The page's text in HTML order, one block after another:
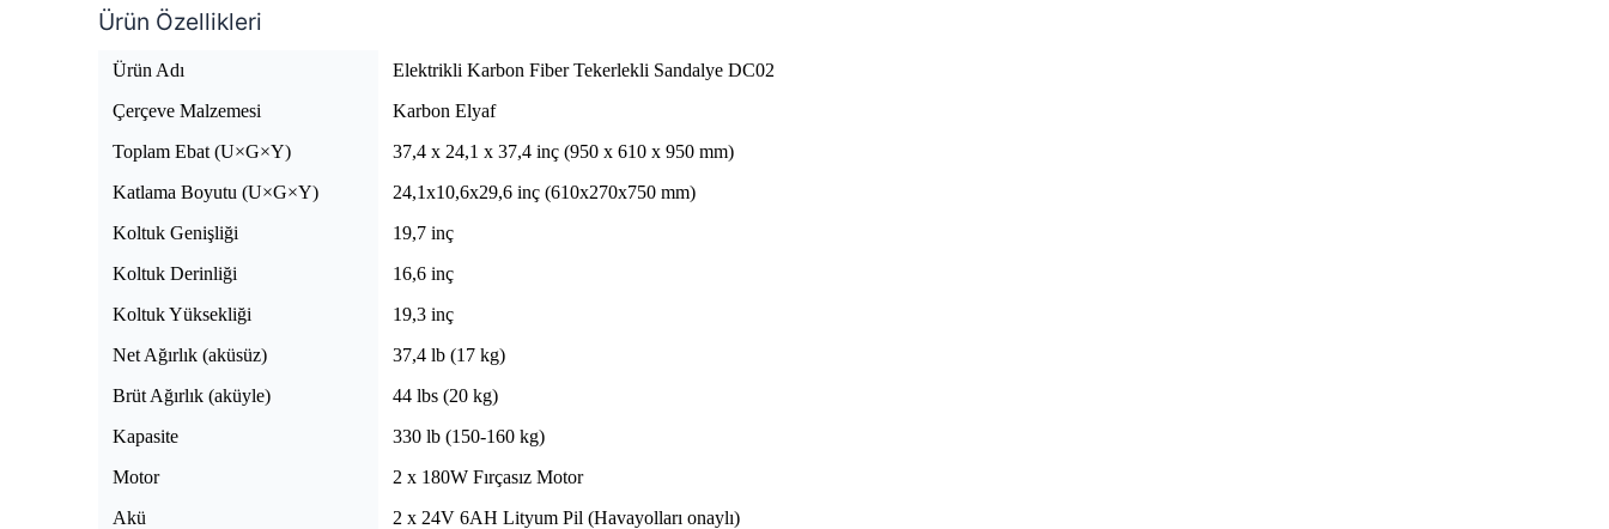
Ürün Özellikleri
Ürün Adı
Elektrikli Karbon Fiber Tekerlekli Sandalye DC02
Çerçeve Malzemesi
Karbon Elyaf
Toplam Ebat (U×G×Y)
37,4 x 24,1 x 37,4 inç (950 x 610 x 950 mm)
Katlama Boyutu (U×G×Y)
24,1x10,6x29,6 inç (610x270x750 mm)
Koltuk Genişliği
19,7 inç
Koltuk Derinliği
16,6 inç
Koltuk Yüksekliği
19,3 inç
Net Ağırlık (aküsüz)
37,4 lb (17 kg)
Brüt Ağırlık (aküyle)
44 lbs (20 kg)
Kapasite
330 lb (150-160 kg)
Motor
2 x 180W Fırçasız Motor
Akü
2 x 24V 6AH Lityum Pil (Havayolları onaylı)